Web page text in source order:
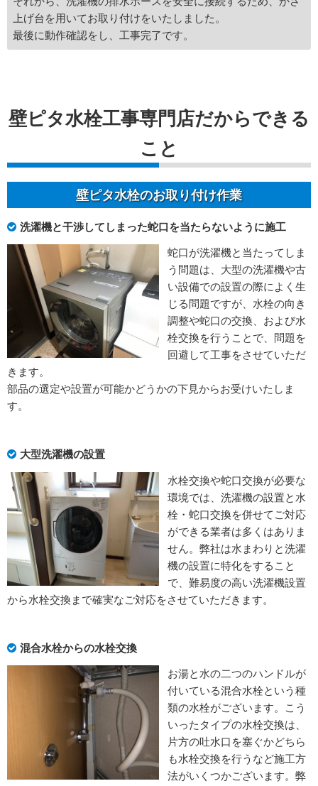
上げ台を用いてお取り付けをいたしました。
最後に動作確認をし、工事完了です。
壁ピタ水栓工事専門店だからできる
こと
壁ピタ水栓のお取り付け作業
洗濯機と干渉してしまった蛇口を当たらないように施工
蛇口が洗濯機と当たってしま
う問題は、大型の洗濯機や古
い設備での設置の際によく生
じる問題ですが、水栓の向き
調整や蛇口の交換、および水
栓交換を行うことで、問題を
回避して工事をさせていただ
きます。
部品の選定や設置が可能かどうかの下見からお受けいたしま
す。
大型洗濯機の設置
水栓交換や蛇口交換が必要な
環境では、洗濯機の設置と水
栓・蛇口交換を併せてご対応
ができる業者は多くはありま
せん。弊社は水まわりと洗濯
機の設置に特化をすること
で、難易度の高い洗濯機設置
から水栓交換まで確実なご対応をさせていただきます。
混合水栓からの水栓交換
お湯と水の二つのハンドルが
付いている混合水栓という種
類の水栓がございます。こう
いったタイプの水栓交換は、
片方の吐水口を塞ぐかどちら
も水栓交換を行うなど施工方
法がいくつかございます。弊